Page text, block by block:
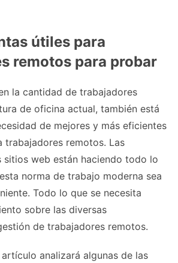
útiles para
remotos para probar
la cantidad de trabajadores
de oficina actual, también está
de mejores y más eficientes
trabajadores remotos. Las
sitios web están haciendo todo lo
norma de trabajo moderna sea
Todo lo que se necesita
sobre las diversas
de trabajadores remotos.
analizará algunas de las